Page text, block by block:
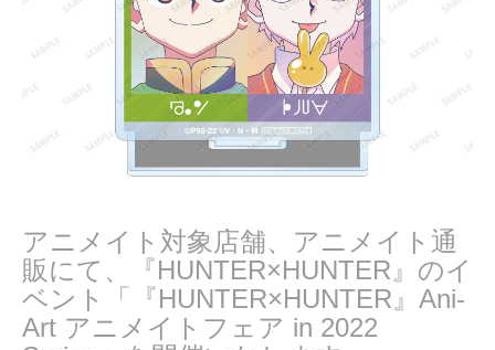
アニメイト対象店舗、アニメイト通
販にて、『HUNTER×HUNTER』のイ
ベント「『HUNTER×HUNTER』Ani-
Art アニメイトフェア in 2022